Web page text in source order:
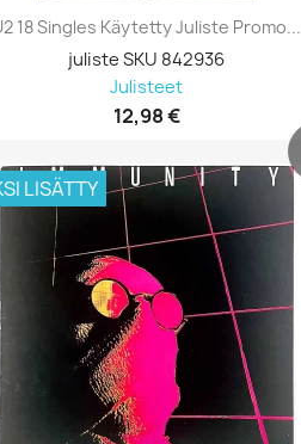
18 Singles Käytetty Juliste Promo...
juliste SKU 842936
Julisteet
12,98 €
LISÄTTY